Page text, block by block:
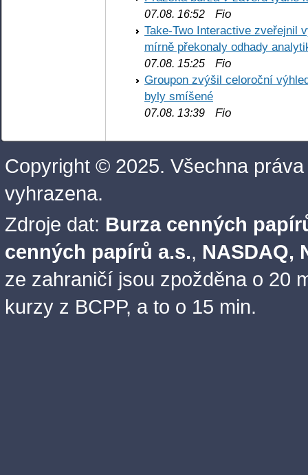
07.08. 16:52 Fio
Take-Two Interactive zveřejnil
mírně překonaly odhady
07.08. 15:25 Fio
Groupon zvýšil celoroční
byly smíšené
07.08. 13:39 Fio
Copyright © 2025. Všechna práva
vyhrazena.
Zdroje dat: Burza cenných
cenných papírů a.s., NASDAQ,
ze zahraničí jsou zpožděna o 20
kurzy z BCPP, a to o 15 min.